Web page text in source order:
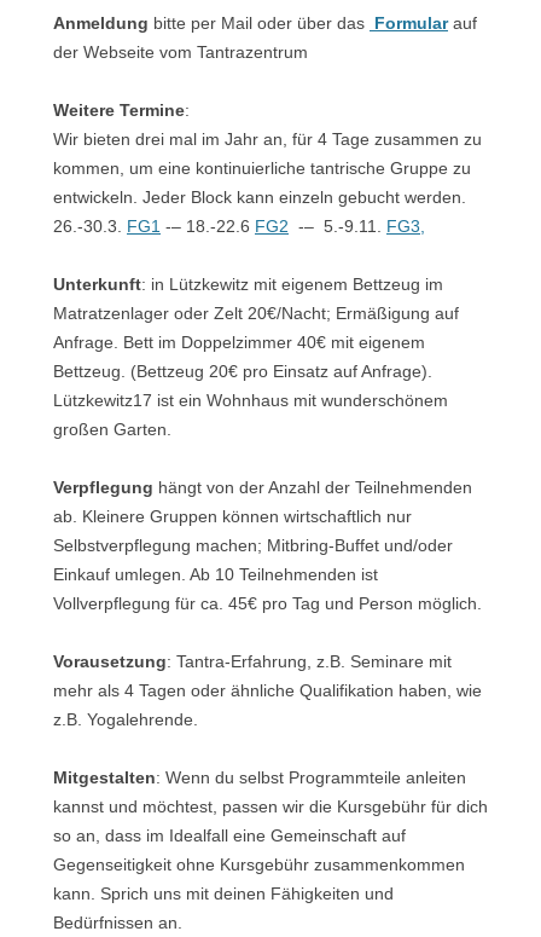
Anmeldung bitte per Mail oder über das Formularauf
der Webseite vom Tantrazentrum
Weitere Termine:
Wir bieten drei mal im Jahr an, für 4 Tage zusammen zu
kommen, um eine kontinuierliche tantrische Gruppe zu
entwickeln. Jeder Block kann einzeln gebucht werden.
26.-30.3. FG1 -– 18.-22.6 FG2 -– 5.-9.11. FG3,
Unterkunft: in Lützkewitz mit eigenem Bettzeug im
Matratzenlager oder Zelt 20€/Nacht; Ermäßigung auf
Anfrage. Bett im Doppelzimmer 40€ mit eigenem
Bettzeug. (Bettzeug 20€ pro Einsatz auf Anfrage).
Lützkewitz17 ist ein Wohnhaus mit wunderschönem
großen Garten.
Verpflegung hängt von der Anzahl der Teilnehmenden
ab. Kleinere Gruppen können wirtschaftlich nur
Selbstverpflegung machen; Mitbring-Buffet und/oder
Einkauf umlegen. Ab 10 Teilnehmenden ist
Vollverpflegung für ca. 45€ pro Tag und Person möglich.
Vorausetzung: Tantra-Erfahrung, z.B. Seminare mit
mehr als 4 Tagen oder ähnliche Qualifikation haben, wie
z.B. Yogalehrende.
Mitgestalten: Wenn du selbst Programmteile anleiten
kannst und möchtest, passen wir die Kursgebühr für dich
so an, dass im Idealfall eine Gemeinschaft auf
Gegenseitigkeit ohne Kursgebühr zusammenkommen
kann. Sprich uns mit deinen Fähigkeiten und
Bedürfnissen an.